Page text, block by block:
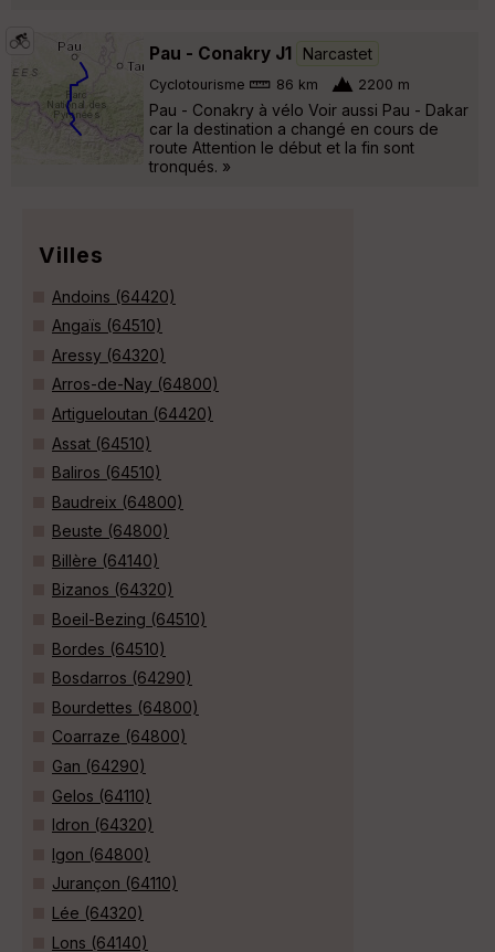
Pau - Conakry J1 Narcastet
Cyclotourisme 86 km 2200 m
Pau - Conakry à vélo Voir aussi Pau - Dakar
car la destination a changé en cours de
route Attention le début et la fin sont
tronqués. »
Villes
Andoins (64420)
Angaïs (64510)
Aressy (64320)
Arros-de-Nay (64800)
Artigueloutan (64420)
Assat (64510)
Baliros (64510)
Baudreix (64800)
Beuste (64800)
Billère (64140)
Bizanos (64320)
Boeil-Bezing (64510)
Bordes (64510)
Bosdarros (64290)
Bourdettes (64800)
Coarraze (64800)
Gan (64290)
Gelos (64110)
Idron (64320)
Igon (64800)
Jurançon (64110)
Lée (64320)
Lons (64140)